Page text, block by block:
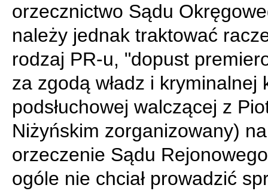
orzecznictwo Sądu
należy jednak traktować
rodzaj PR-u, "dopust
za zgodą władz i kryminalnej
podsłuchowej walczącej z
Niżyńskim zorganizowany) na
orzeczenie Sądu
ogóle nie chciał prowadzić